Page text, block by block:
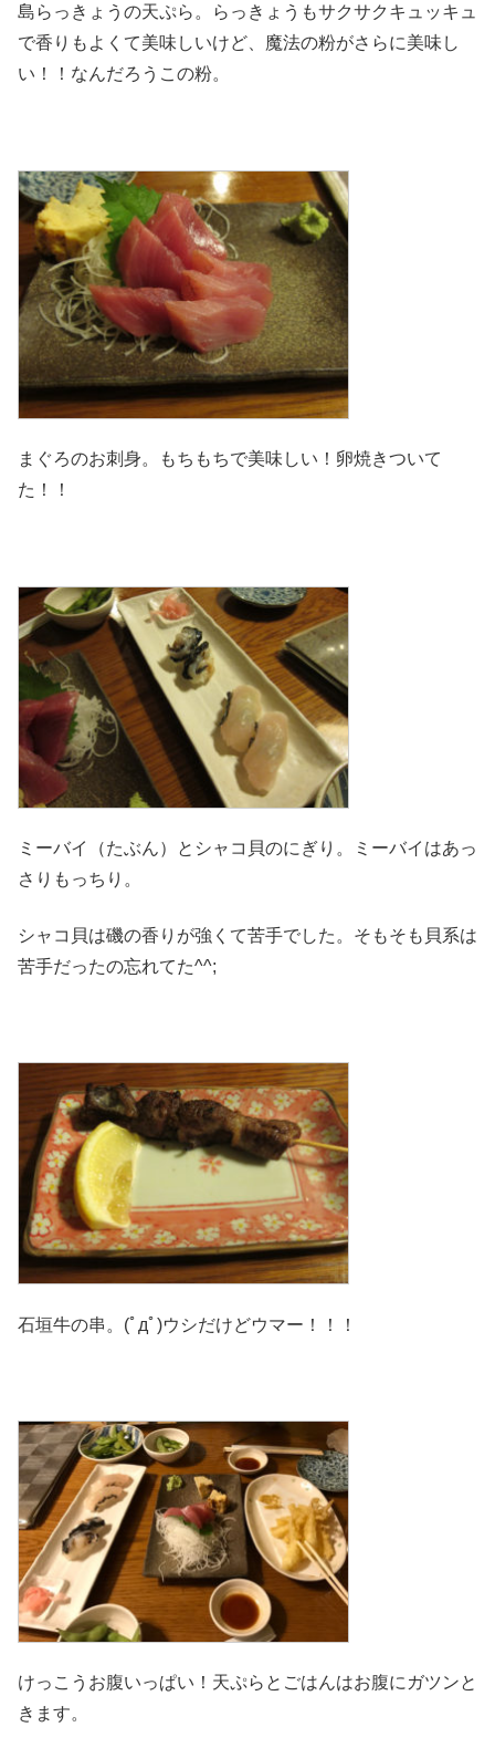
島らっきょうの天ぷら。らっきょうもサクサクキュッキュ
で香りもよくて美味しいけど、魔法の粉がさらに美味し
い！！なんだろうこの粉。
まぐろのお刺身。もちもちで美味しい！卵焼きついて
た！！
ミーバイ（たぶん）とシャコ貝のにぎり。ミーバイはあっ
さりもっちり。
シャコ貝は磯の香りが強くて苦手でした。そもそも貝系は
苦手だったの忘れてた^^;
石垣牛の串。(ﾟдﾟ)ウシだけどウマー！！！
けっこうお腹いっぱい！天ぷらとごはんはお腹にガツンと
きます。